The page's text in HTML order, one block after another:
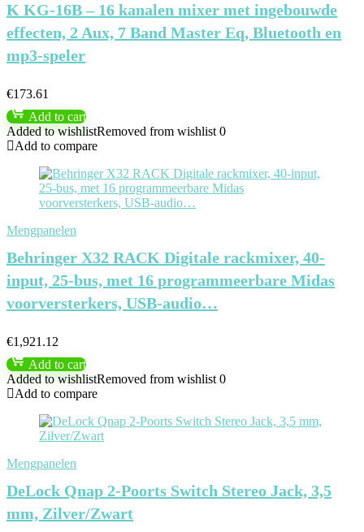
K KG-16B – 16 kanalen mixer met ingebouwde
effecten, 2 Aux, 7 Band Master Eq, Bluetooth en
mp3-speler
€173.61
Add to cart
Added to wishlistRemoved from wishlist 0
Add to compare
Mengpanelen
Behringer X32 RACK Digitale rackmixer, 40-
input, 25-bus, met 16 programmeerbare Midas
voorversterkers, USB-audio…
€1,921.12
Add to cart
Added to wishlistRemoved from wishlist 0
Add to compare
Mengpanelen
DeLock Qnap 2-Poorts Switch Stereo Jack, 3,5
mm, Zilver/Zwart